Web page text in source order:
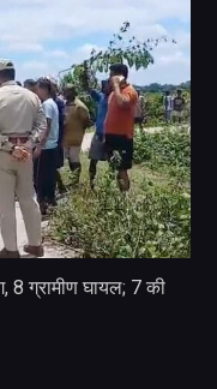
8 ग्रामीण घायल; 7 की